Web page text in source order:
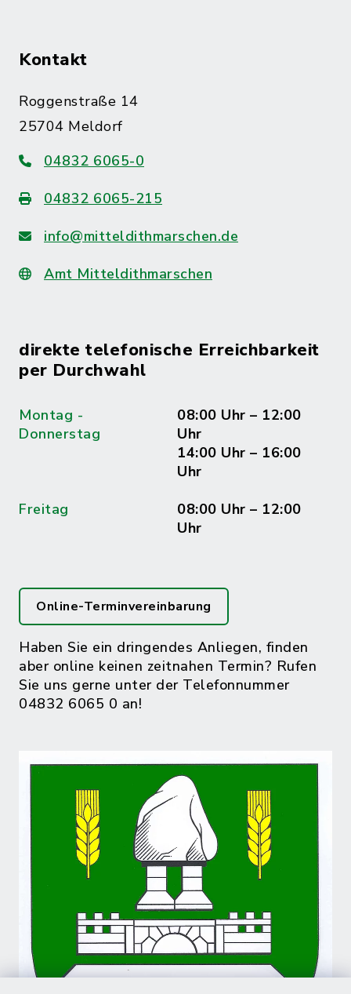
Kontakt
Roggenstraße 14
25704 Meldorf
04832 6065-0
04832 6065-215
info@mitteldithmarschen.de
Amt Mitteldithmarschen
direkte telefonische Erreichbarkeit
per Durchwahl
Montag -
Donnerstag
08:00 Uhr – 12:00
Uhr
14:00 Uhr – 16:00
Uhr
Freitag
08:00 Uhr – 12:00
Uhr
Online-Terminvereinbarung
Haben Sie ein dringendes Anliegen, finden
aber online keinen zeitnahen Termin? Rufen
Sie uns gerne unter der Telefonnummer
04832 6065 0 an!